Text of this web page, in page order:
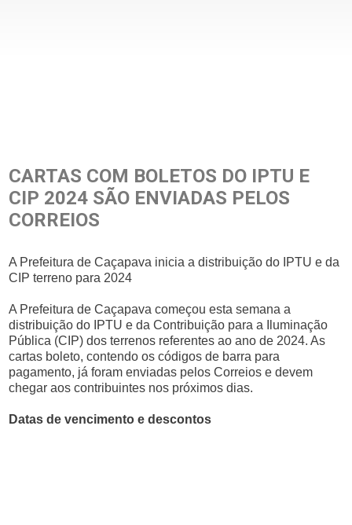
CARTAS COM BOLETOS DO IPTU E
CIP 2024 SÃO ENVIADAS PELOS
CORREIOS
A Prefeitura de Caçapava inicia a distribuição do IPTU e da
CIP terreno para 2024
A Prefeitura de Caçapava começou esta semana a
distribuição do IPTU e da Contribuição para a Iluminação
Pública (CIP) dos terrenos referentes ao ano de 2024. As
cartas boleto, contendo os códigos de barra para
pagamento, já foram enviadas pelos Correios e devem
chegar aos contribuintes nos próximos dias.
Datas de vencimento e descontos